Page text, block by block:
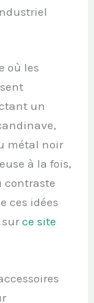
où les
un
métal noir
à la fois,
contraste
ces idées
surce site